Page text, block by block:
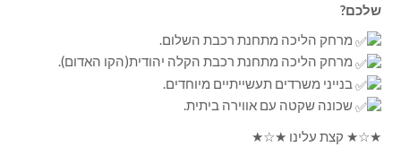
שלכם?
מרחק הליכה מתחנת רכבת השלום.
מרחק הליכה מתחנת רכבת הקלה יהודית(הקו האדום).
בנייני משרדים תעשייתיים מיוחדים.
שכונה שקטה עם אווירה ביתית.
★☆★ קצת עלינו ★☆★